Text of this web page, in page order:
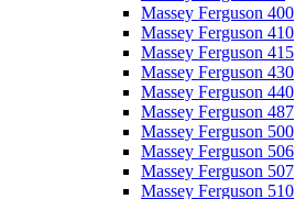
Massey Ferguson 400
Massey Ferguson 410
Massey Ferguson 415
Massey Ferguson 430
Massey Ferguson 440
Massey Ferguson 487
Massey Ferguson 500
Massey Ferguson 506
Massey Ferguson 507
Massey Ferguson 510